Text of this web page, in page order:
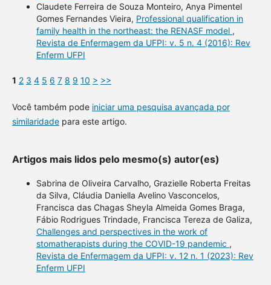
Claudete Ferreira de Souza Monteiro, Anya Pimentel
Gomes Fernandes Vieira, Professional qualification in
family health in the northeast: the RENASF model ,
Revista de Enfermagem da UFPI: v. 5 n. 4 (2016): Rev
Enferm UFPI
1 2 3 4 5 6 7 8 9 10 > >>
Você também pode iniciar uma pesquisa avançada por
similaridadepara este artigo.
Artigos mais lidos pelo mesmo(s) autor(es)
Sabrina de Oliveira Carvalho, Grazielle Roberta Freitas
da Silva, Cláudia Daniella Avelino Vasconcelos,
Francisca das Chagas Sheyla Almeida Gomes Braga,
Fábio Rodrigues Trindade, Francisca Tereza de Galiza,
Challenges and perspectives in the work of
stomatherapists during the COVID-19 pandemic ,
Revista de Enfermagem da UFPI: v. 12 n. 1 (2023): Rev
Enferm UFPI